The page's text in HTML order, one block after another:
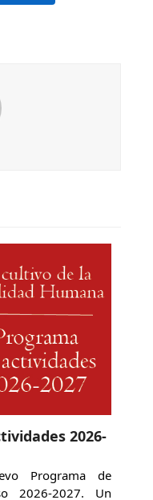
2026-
Programa de
2026-2027. Un